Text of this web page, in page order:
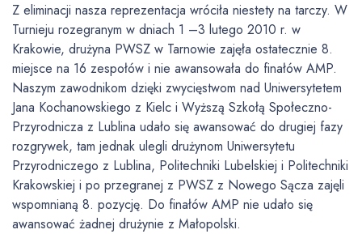
Z eliminacji nasza reprezentacja wróciła niestety na tarczy. W
Turnieju rozegranym w dniach 1 –3 lutego 2010 r. w
Krakowie, drużyna PWSZ w Tarnowie zajęła ostatecznie 8.
miejsce na 16 zespołów i nie awansowała do finałów AMP.
Naszym zawodnikom dzięki zwycięstwom nad Uniwersytetem
Jana Kochanowskiego z Kielc i Wyższą Szkołą Społeczno-
Przyrodnicza z Lublina udało się awansować do drugiej fazy
rozgrywek, tam jednak ulegli drużynom Uniwersytetu
Przyrodniczego z Lublina, Politechniki Lubelskiej i Politechniki
Krakowskiej i po przegranej z PWSZ z Nowego Sącza zajęli
wspomnianą 8. pozycję. Do finałów AMP nie udało się
awansować żadnej drużynie z Małopolski.